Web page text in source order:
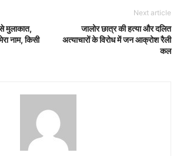
मुलाकात,
नाम, किसी
Next article
जालोर छात्र की हत्या और दलित
अत्याचारों के विरोध में जन आक्रोश रैली
कल